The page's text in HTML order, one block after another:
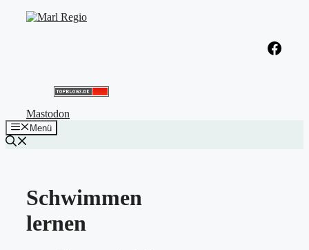
Facebook
Mastodon
Menü
Schwimmen
lernen